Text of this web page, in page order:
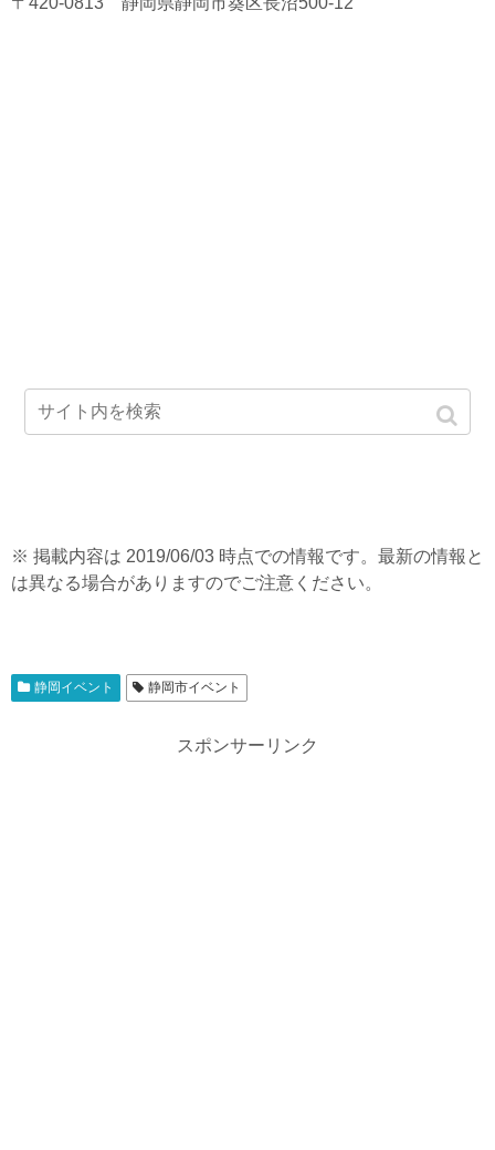
※ 掲載内容は 2019/06/03 時点での情報です。最新の情報と
は異なる場合がありますのでご注意ください。
静岡イベント 静岡市イベント
スポンサーリンク